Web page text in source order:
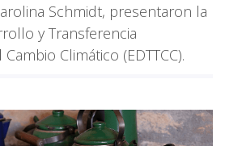
Schmidt, presentaron la
y Transferencia
Climático (EDTTCC).